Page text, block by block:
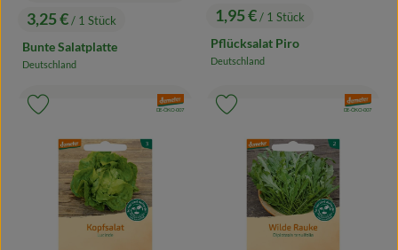
, Preis:
3,25 €/ 1 Stück
Bunte Salatplatte
, Herkunft:
Deutschland
, Preis:
1,95 €/ 1 Stück
Pflücksalat Piro
, Herkunft:
Deutschland
, Verband:
, Kontrollstelle:
DE-ÖKO-007
Produkt zu Favouriten hinzufügen
, Verband:
, Kontrollstelle:
DE-ÖKO-007
Produkt zu Favouriten hinzufügen